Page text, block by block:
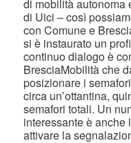
di mobilità autonoma
di Uici – così
con Comune e
si è instaurato un
continuo dialogo è
BresciaMobilità che
posizionare i
circa un’ottantina,
semafori totali. Un
interessante è anche
attivare la